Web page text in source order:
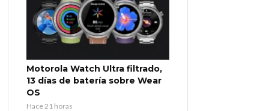
Motorola Watch Ultra filtrado,
13 días de batería sobre Wear
OS
Hace 21 horas